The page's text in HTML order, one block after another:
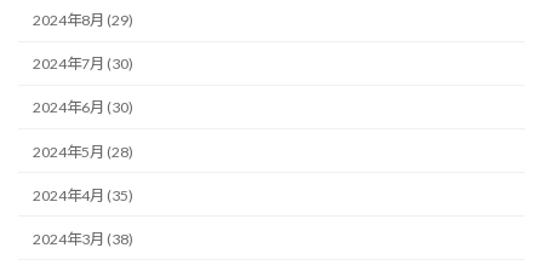
2024年8月 (29)
2024年7月 (30)
2024年6月 (30)
2024年5月 (28)
2024年4月 (35)
2024年3月 (38)